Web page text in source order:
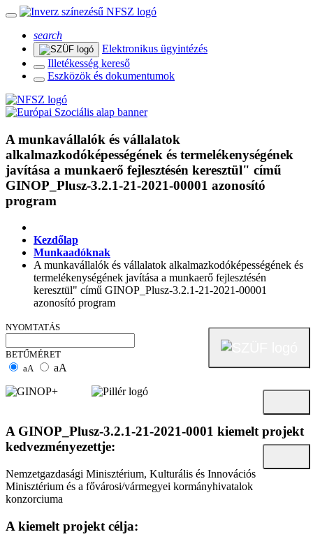
search
Elektronikus ügyintézés
Illetékesség kereső
Eszközök és dokumentumok
A munkavállalók és vállalatok
alkalmazkodóképességének és termelékenységének
javítása a munkaerő fejlesztésén keresztül" című
GINOP_Plusz-3.2.1-21-2021-00001 azonosító
program
Kezdőlap
Munkaadóknak
A munkavállalók és vállalatok alkalmazkodóképességének és
termelékenységének javítása a munkaerő fejlesztésén
keresztül" című GINOP_Plusz-3.2.1-21-2021-00001
azonosító program
NYOMTATÁS
BETŰMÉRET
aA
aA
A GINOP_Plusz-3.2.1-21-2021-0001 kiemelt projekt
kedvezményezettje:
Nemzetgazdasági Minisztérium, Kulturális és Innovációs
Minisztérium és a fővárosi/vármegyei kormányhivatalok
konzorciuma
A kiemelt projekt célja: